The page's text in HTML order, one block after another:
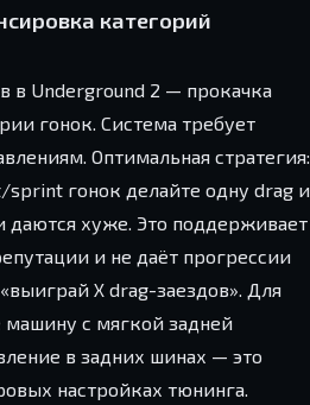
категорий
в Underground 2 — прокачка
гонок. Система требует
Оптимальная стратегия:
гонок делайте одну drag и
даются хуже. Это поддерживает
и не даёт прогрессии
X drag-заездов». Для
с мягкой задней
в задних шинах — это
настройках тюнинга.